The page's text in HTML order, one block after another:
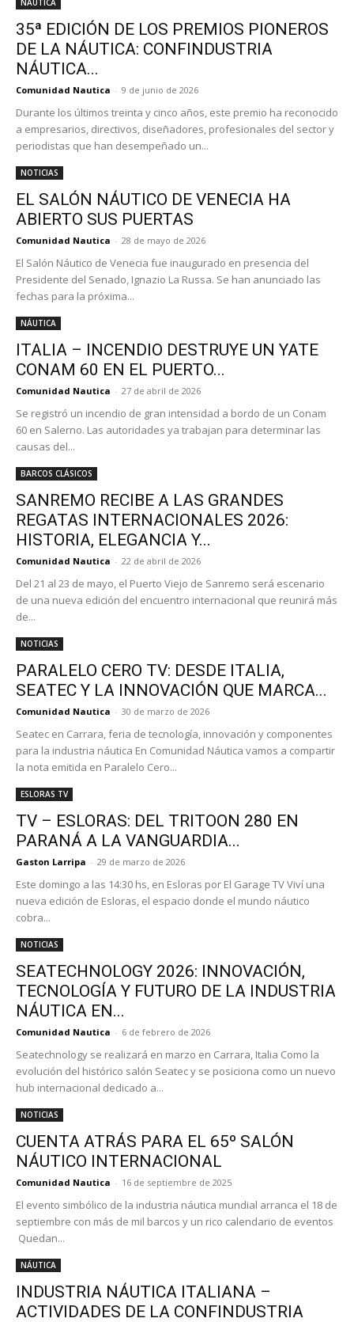
NÁUTICA
35ª EDICIÓN DE LOS PREMIOS PIONEROS
DE LA NÁUTICA: CONFINDUSTRIA
NÁUTICA...
Comunidad Nautica - 9 de junio de 2026
Durante los últimos treinta y cinco años, este premio ha reconocido
a empresarios, directivos, diseñadores, profesionales del sector y
periodistas que han desempeñado un...
NOTICIAS
EL SALÓN NÁUTICO DE VENECIA HA
ABIERTO SUS PUERTAS
Comunidad Nautica - 28 de mayo de 2026
El Salón Náutico de Venecia fue inaugurado en presencia del
Presidente del Senado, Ignazio La Russa. Se han anunciado las
fechas para la próxima...
NÁUTICA
ITALIA – INCENDIO DESTRUYE UN YATE
CONAM 60 EN EL PUERTO...
Comunidad Nautica - 27 de abril de 2026
Se registró un incendio de gran intensidad a bordo de un Conam
60 en Salerno. Las autoridades ya trabajan para determinar las
causas del...
BARCOS CLÁSICOS
SANREMO RECIBE A LAS GRANDES
REGATAS INTERNACIONALES 2026:
HISTORIA, ELEGANCIA Y...
Comunidad Nautica - 22 de abril de 2026
Del 21 al 23 de mayo, el Puerto Viejo de Sanremo será escenario
de una nueva edición del encuentro internacional que reunirá más
de...
NOTICIAS
PARALELO CERO TV: DESDE ITALIA,
SEATEC Y LA INNOVACIÓN QUE MARCA...
Comunidad Nautica - 30 de marzo de 2026
Seatec en Carrara, feria de tecnología, innovación y componentes
para la industria náutica En Comunidad Náutica vamos a compartir
la nota emitida en Paralelo Cero...
ESLORAS TV
TV – ESLORAS: DEL TRITOON 280 EN
PARANÁ A LA VANGUARDIA...
Gaston Larripa - 29 de marzo de 2026
Este domingo a las 14:30 hs, en Esloras por El Garage TV Viví una
nueva edición de Esloras, el espacio donde el mundo náutico
cobra...
NOTICIAS
SEATECHNOLOGY 2026: INNOVACIÓN,
TECNOLOGÍA Y FUTURO DE LA INDUSTRIA
NÁUTICA EN...
Comunidad Nautica - 6 de febrero de 2026
Seatechnology se realizará en marzo en Carrara, Italia Como la
evolución del histórico salón Seatec y se posiciona como un nuevo
hub internacional dedicado a...
NOTICIAS
CUENTA ATRÁS PARA EL 65º SALÓN
NÁUTICO INTERNACIONAL
Comunidad Nautica - 16 de septiembre de 2025
El evento simbólico de la industria náutica mundial arranca el 18 de
septiembre con más de mil barcos y un rico calendario de eventos
Quedan...
NÁUTICA
INDUSTRIA NÁUTICA ITALIANA –
ACTIVIDADES DE LA CONFINDUSTRIA